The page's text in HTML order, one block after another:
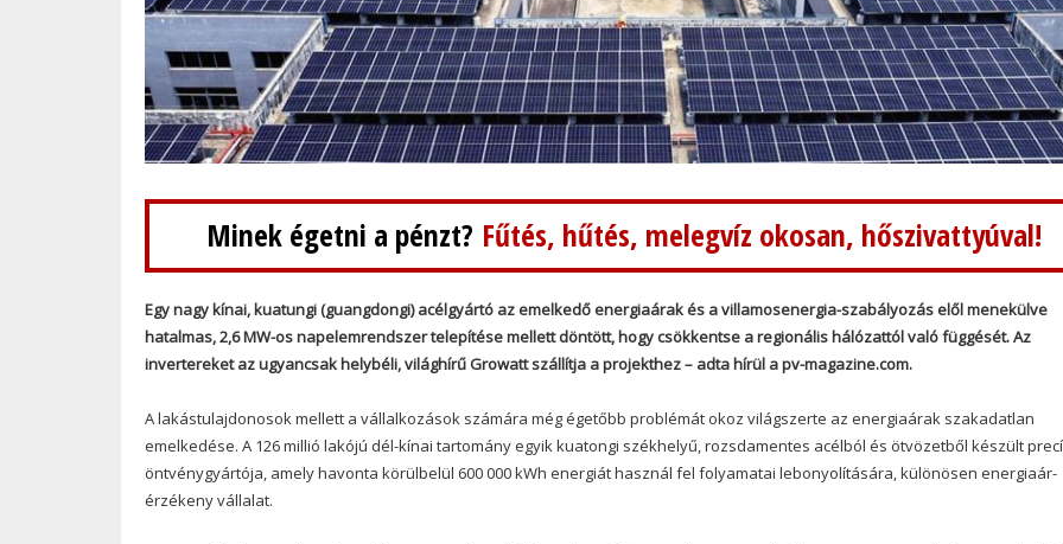
Minek égetni a pénzt? Fűtés, hűtés, melegvíz okosan, hőszivattyúval!
Egy nagy kínai, kuatungi (guangdongi) acélgyártó az emelkedő energiaárak és a villamosenergia-szabályozás elől menekülve
hatalmas, 2,6 MW-os napelemrendszer telepítése mellett döntött, hogy csökkentse a regionális hálózattól való függését. Az
invertereket az ugyancsak helybéli, világhírű Growatt szállítja a projekthez – adta hírül a pv-magazine.com.
A lakástulajdonosok mellett a vállalkozások számára még égetőbb problémát okoz világszerte az energiaárak szakadatlan
emelkedése. A 126 millió lakójú dél-kínai tartomány egyik kuatongi székhelyű, rozsdamentes acélból és ötvözetből készült
öntvénygyártója, amely havonta körülbelül 600 000 kWh energiát használ fel folyamatai lebonyolítására, különösen energiaár-
érzékeny vállalat.